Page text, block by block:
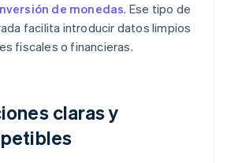
de monedas. Ese tipo de
facilita introducir datos limpios
fiscales o financieras.
claras y